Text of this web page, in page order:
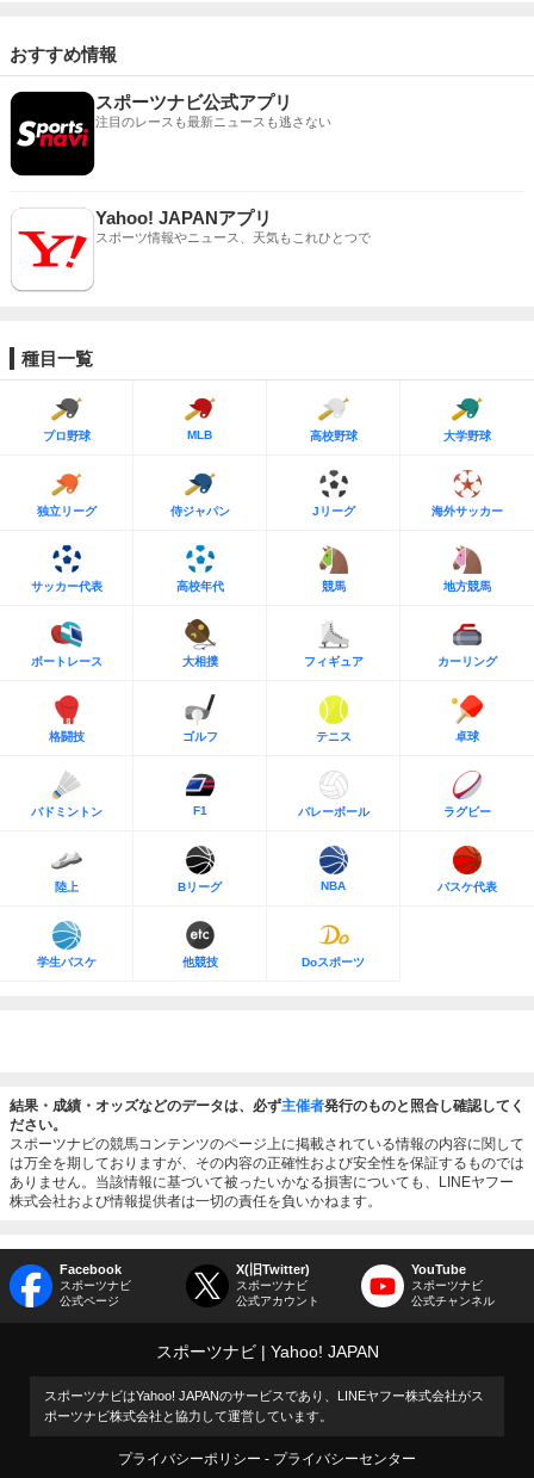
おすすめ情報
スポーツナビ公式アプリ
注目のレースも最新ニュースも逃さない
Yahoo! JAPANアプリ
スポーツ情報やニュース、天気もこれひとつで
種目一覧
プロ野球 MLB 高校野球 大学野球
独立リーグ 侍ジャパン Jリーグ 海外サッカー
サッカー代表 高校年代 競馬 地方競馬
ボートレース 大相撲 フィギュア カーリング
格闘技 ゴルフ テニス 卓球
バドミントン F1 バレーボール ラグビー
陸上 Bリーグ NBA バスケ代表
学生バスケ 他競技 Doスポーツ
結果・成績・オッズなどのデータは、必ず主催者発行のものと照合し確認してく
ださい。
スポーツナビの競馬コンテンツのページ上に掲載されている情報の内容に関して
は万全を期しておりますが、その内容の正確性および安全性を保証するものでは
ありません。当該情報に基づいて被ったいかなる損害についても、LINEヤフー
株式会社および情報提供者は一切の責任を負いかねます。
Facebook
スポーツナビ
公式ページ
X(旧Twitter)
スポーツナビ
公式アカウント
YouTube
スポーツナビ
公式チャンネル
スポーツナビ Yahoo! JAPAN
スポーツナビはYahoo! JAPANのサービスであり、LINEヤフー株式会社がス
ポーツナビ株式会社と協力して運営しています。
プライバシーポリシー プライバシーセンター